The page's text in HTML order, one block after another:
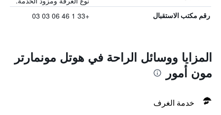
رقم مكتب الاستقبال +33 1 46 06 03 03
المزايا ووسائل الراحة في هوتل مونمارتر
مون أمور
خدمة الغرف